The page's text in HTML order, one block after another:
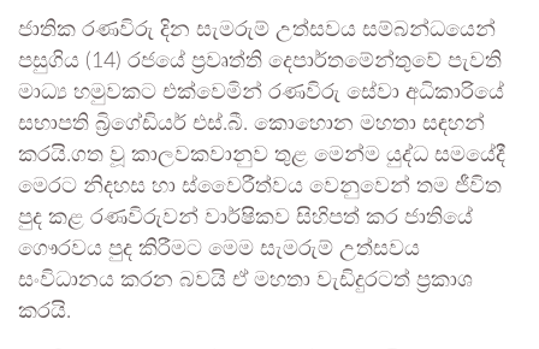
ජාතික රණවිරු දින සැමරුම් උත්සවය සම්බන්ධයෙන්
පසුගිය (14) රජයේ ප්‍රවෘත්ති දෙපාර්තමේන්තුවේ පැවති
මාධ්‍ය හමුවකට එක්වෙමින් රණවිරු සේවා අධිකාරියේ
සභාපති බ්‍රිගේඩියර් එස්.බී. කොහොන මහතා සඳහන්
කරයි.ගත වූ කාලවකවානුව තුළ මෙන්ම යුද්ධ සමයේදී
මෙරට නිදහස හා ස්වෛරීත්වය වෙනුවෙන් තම ජීවිත
පුද කළ රණවිරුවන් වාර්ෂිකව සිහිපත් කර ජාතියේ
ගෞරවය පුද කිරීමට මෙම සැමරුම් උත්සවය
සංවිධානය කරන බවයි ඒ මහතා වැඩිදුරටත් ප්‍රකාශ
කරයි.